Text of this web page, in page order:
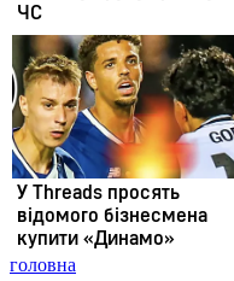
головна